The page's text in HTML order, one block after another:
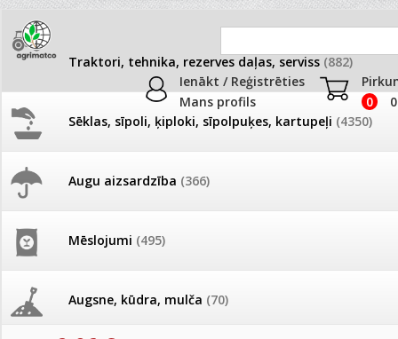
Ienākt / Reģistrēties
Mans profils
0
Traktori, tehnika, rezerves daļas, serviss (882)
Sēklas, sīpoli, ķiploki, sīpolpuķes, kartupeļi (4350)
Augu aizsardzība (366)
Mēslojumi (495)
Augsne, kūdra, mulča (70)
JAUNUMI
Pašlasīšanas vietu katalogs
26.05. Vebinārs - Kā ierobežot
gliemežus piemājas dārzā un
AKCIJAS
frēze + mulčieris +
AKCIJAS komplekts -
Rezerves daļas
Produkti »Traktori, tehnika, rezerves daļas, serviss
Gredzens 95x5
artikuls: 973285